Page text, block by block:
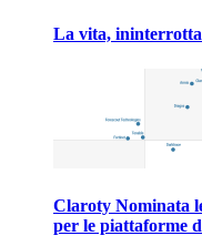
La vita,
Claroty Nominata
per le piattaforme